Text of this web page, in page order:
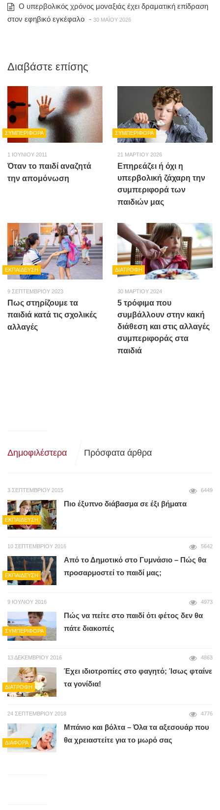
Ο υπερβολικός χρόνος μοναξιάς έχει δραματική επίδραση
στον εφηβικό εγκέφαλο - 30 ΜΑΪ́ΟΥ 2026
Διαβάστε επίσης
ΣΥΜΠΕΡΙΦΟΡΆ
1 ΙΟΥΝΊΟΥ 2011
Όταν το παιδί αναζητά
την απομόνωση
ΣΥΜΠΕΡΙΦΟΡΆ
21 ΜΑΡΤΊΟΥ 2026
Επηρεάζει ή όχι η
υπερβολική ζάχαρη την
συμπεριφορά των
παιδιών μας
ΕΚΠΑΊΔΕΥΣΗ
9 ΣΕΠΤΕΜΒΡΊΟΥ 2023
Πως στηρίζουμε τα
παιδιά κατά τις σχολικές
αλλαγές
ΔΙΑΤΡΟΦΉ
30 ΜΑΡΤΊΟΥ 2024
5 τρόφιμα που
συμβάλλουν στην κακή
διάθεση και στις αλλαγές
συμπεριφοράς στα
παιδιά
Δημοφιλέστερα Πρόσφατα άρθρα
3 ΣΕΠΤΕΜΒΡΊΟΥ 2015 6449
ΕΚΠΑΊΔΕΥΣΗ
Πιο έξυπνο διάβασμα σε έξι βήματα
10 ΣΕΠΤΕΜΒΡΊΟΥ 2016 5642
ΕΚΠΑΊΔΕΥΣΗ
Από το Δημοτικό στο Γυμνάσιο – Πώς θα
προσαρμοστεί το παιδί μας;
9 ΙΟΥΛΊΟΥ 2016 4973
ΣΥΜΠΕΡΙΦΟΡΆ
Πώς να πείτε στο παιδί ότι φέτος δεν θα
πάτε διακοπές
13 ΔΕΚΕΜΒΡΊΟΥ 2016 4863
ΔΙΑΤΡΟΦΉ
Έχει ιδιοτροπίες στο φαγητό; Ίσως φταίνε
τα γονίδια!
24 ΣΕΠΤΕΜΒΡΊΟΥ 2018 4776
ΔΙΆΦΟΡΑ
Μπάνιο και βόλτα – Όλα τα αξεσουάρ που
θα χρειαστείτε για το μωρό σας